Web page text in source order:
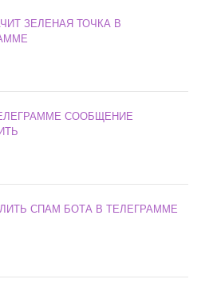
ЗЕЛЕНАЯ ТОЧКА В
СООБЩЕНИЕ
СПАМ БОТА В ТЕЛЕГРАММЕ